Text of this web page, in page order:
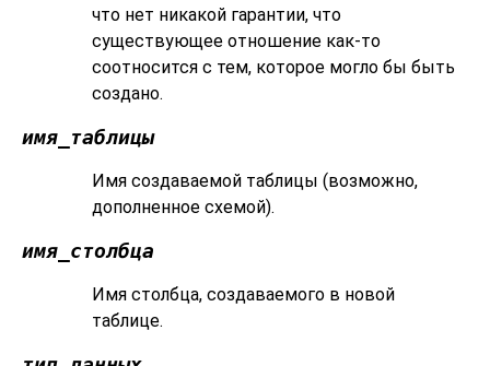
что нет никакой гарантии, что
существующее отношение как-то
соотносится с тем, которое могло бы быть
создано.
имя_таблицы
Имя создаваемой таблицы (возможно,
дополненное схемой).
имя_столбца
Имя столбца, создаваемого в новой
таблице.